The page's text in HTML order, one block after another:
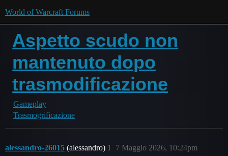
World of Warcraft Forums
Aspetto scudo non
mantenuto dopo
trasmodificazione
Gameplay
Trasmogrificazione
alessandro-26015 (alessandro) 7 Maggio 2026, 10:24pm
1